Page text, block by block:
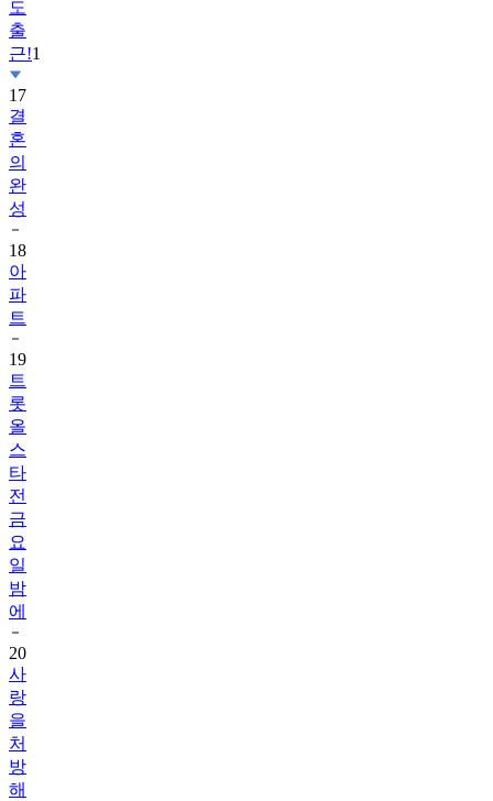
도
출
근!1
17
결
혼
의
완
성
18
아
파
트
19
트
롯
올
스
타
전
금
요
일
밤
에
20
사
랑
을
처
방
해